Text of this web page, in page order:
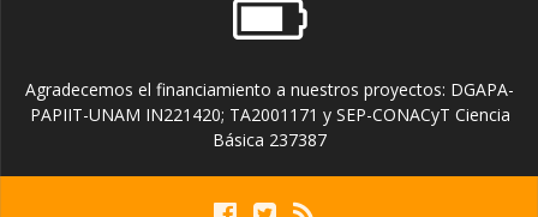
Agradecemos el financiamiento a nuestros proyectos: DGAPA-
PAPIIT-UNAM IN221420; TA2001171 y SEP-CONACyT Ciencia
Básica 237387